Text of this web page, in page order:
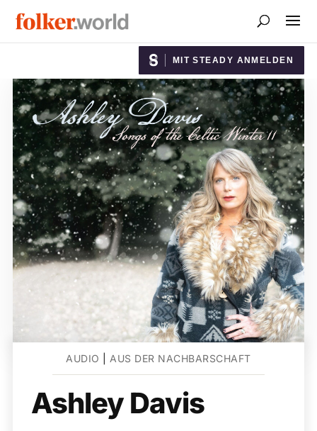
MIT STEADY ANMELDEN
AUDIO AUS DER NACHBARSCHAFT
Ashley Davis